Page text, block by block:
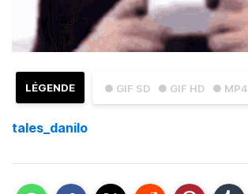
● GIF SD ● GIF HD ● MP4
LÉGENDE
tales_danilo